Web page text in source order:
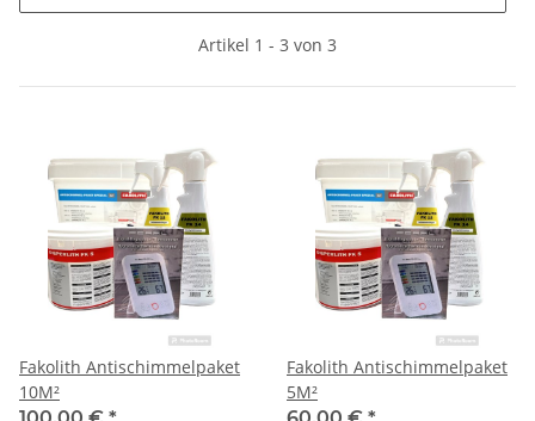
Artikel 1 - 3 von 3
Fakolith Antischimmelpaket
10M²
Fakolith Antischimmelpaket
5M²